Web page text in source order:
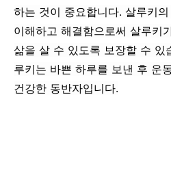
하는 것이 중요합니다. 살루키
이해하고 해결함으로써 살루키
삶을 살 수 있도록 보장할 수 있
루키는 바쁜 하루를 보낸 후 운
건강한 동반자입니다.